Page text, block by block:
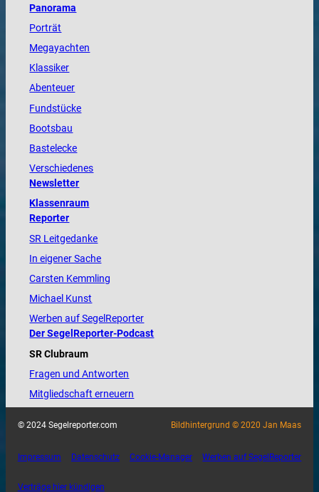
Panorama
Porträt
Megayachten
Klassiker
Abenteuer
Fundstücke
Bootsbau
Bastelecke
Verschiedenes
Newsletter
Klassenraum
Reporter
SR Leitgedanke
In eigener Sache
Carsten Kemmling
Michael Kunst
Werben auf SegelReporter
Der SegelReporter-Podcast
SR Clubraum
Fragen und Antworten
Mitgliedschaft erneuern
© 2024 Segelreporter.com Bildhintergrund © 2020 Jan Maas
Impressum Datenschutz Cookie-Manager Werben auf SegelReporter
Verträge hier kündigen